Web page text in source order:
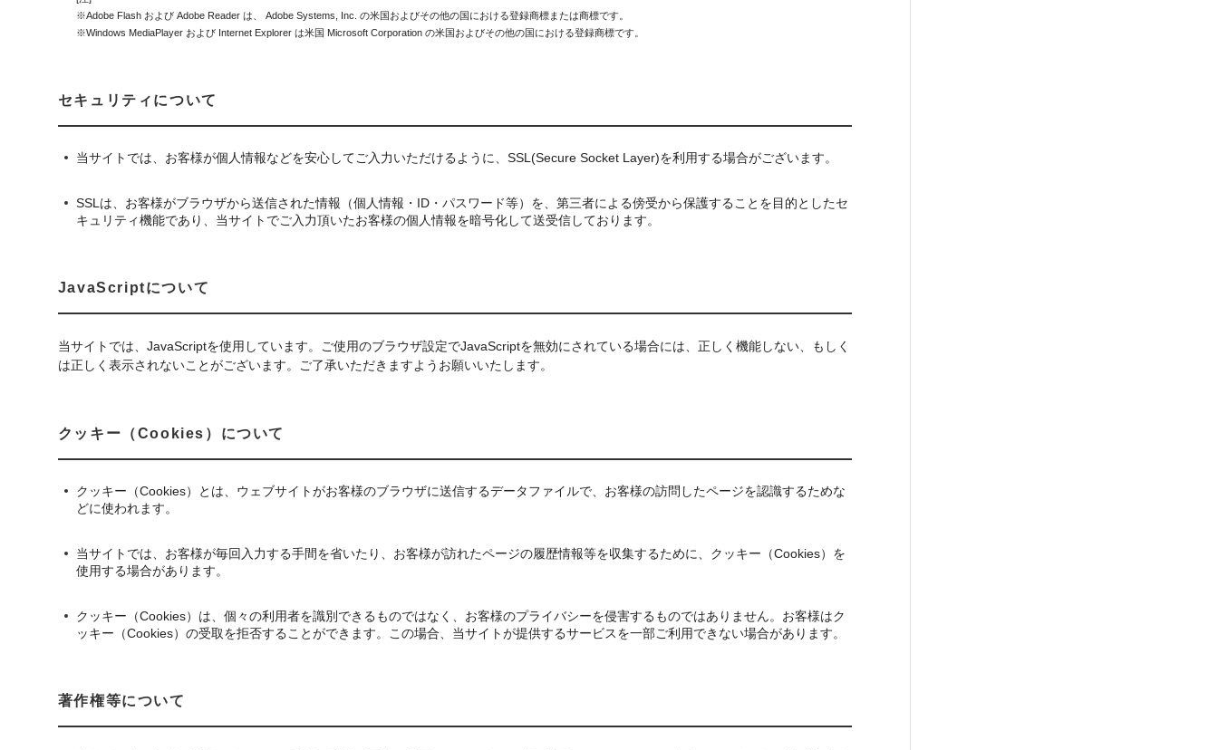
※Adobe Flash および Adobe Reader は、 Adobe Systems, Inc. の米国およびその他の国における登録商標または商標です。
※Windows MediaPlayer および Internet Explorer は米国 Microsoft Corporation の米国およびその他の国における登録商標です。
セキュリティについて
当サイトでは、お客様が個人情報などを安心してご入力いただけるように、SSL(Secure Socket Layer)を利用する場合がございます。
SSLは、お客様がブラウザから送信された情報（個人情報・ID・パスワード等）を、第三者による傍受から保護することを目的としたセ
キュリティ機能であり、当サイトでご入力頂いたお客様の個人情報を暗号化して送受信しております。
JavaScriptについて
当サイトでは、JavaScriptを使用しています。ご使用のブラウザ設定でJavaScriptを無効にされている場合には、正しく機能しない、もしく
は正しく表示されないことがございます。ご了承いただきますようお願いいたします。
クッキー（Cookies）について
クッキー（Cookies）とは、ウェブサイトがお客様のブラウザに送信するデータファイルで、お客様の訪問したページを認識するためな
どに使われます。
当サイトでは、お客様が毎回入力する手間を省いたり、お客様が訪れたページの履歴情報等を収集するために、クッキー（Cookies）を
使用する場合があります。
クッキー（Cookies）は、個々の利用者を識別できるものではなく、お客様のプライバシーを侵害するものではありません。お客様はク
ッキー（Cookies）の受取を拒否することができます。この場合、当サイトが提供するサービスを一部ご利用できない場合があります。
著作権等について